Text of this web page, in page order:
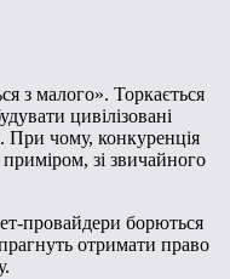
з малого». Торкається
цивілізовані
При чому, конкуренція
зі звичайного
провайдери борються
отримати право